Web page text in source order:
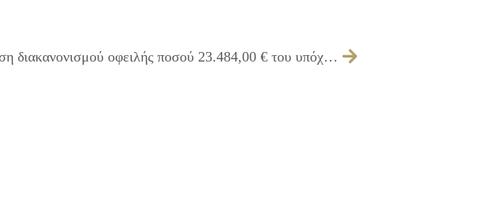
255/2013 – Εξέταση διακανονισμού οφειλής ποσού 23.484,00 € του υπόχρεου ΜΑΥΡΟΕΙΔΗ ΘΕΟΛΟΓΟΥ, βάσει της 180/2012 Απόφασης του Δημοτικού Συμβουλίου